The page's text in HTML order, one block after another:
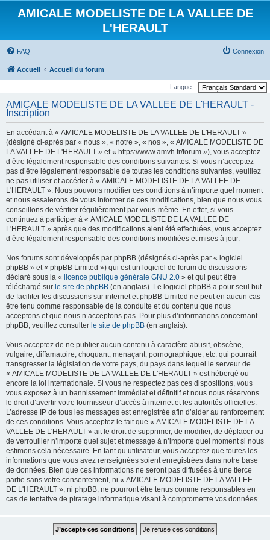
AMICALE MODELISTE DE LA VALLEE DE
L'HERAULT
FAQ Connexion
Accueil Accueil du forum
Langue :
AMICALE MODELISTE DE LA VALLEE DE L'HERAULT -
Inscription
En accédant à « AMICALE MODELISTE DE LA VALLEE DE L'HERAULT »
(désigné ci-après par « nous », « notre », « nos », « AMICALE MODELISTE DE
LA VALLEE DE L'HERAULT » et « https://www.amvh.fr/forum »), vous acceptez
d’être légalement responsable des conditions suivantes. Si vous n’acceptez
pas d’être légalement responsable de toutes les conditions suivantes, veuillez
ne pas utiliser et accéder à « AMICALE MODELISTE DE LA VALLEE DE
L'HERAULT ». Nous pouvons modifier ces conditions à n’importe quel moment
et nous essaierons de vous informer de ces modifications, bien que nous vous
conseillons de vérifier régulièrement par vous-même. En effet, si vous
continuez à participer à « AMICALE MODELISTE DE LA VALLEE DE
L'HERAULT » après que des modifications aient été effectuées, vous acceptez
d’être légalement responsable des conditions modifiées et mises à jour.
Nos forums sont développés par phpBB (désignés ci-après par « logiciel
phpBB » et « phpBB Limited ») qui est un logiciel de forum de discussions
déclaré sous la « licence publique générale GNU 2.0 » et qui peut être
téléchargé sur le site de phpBB (en anglais). Le logiciel phpBB a pour seul but
de faciliter les discussions sur internet et phpBB Limited ne peut en aucun cas
être tenu comme responsable de la conduite et du contenu que nous
acceptons et que nous n’acceptons pas. Pour plus d’informations concernant
phpBB, veuillez consulter le site de phpBB (en anglais).
Vous acceptez de ne publier aucun contenu à caractère abusif, obscène,
vulgaire, diffamatoire, choquant, menaçant, pornographique, etc. qui pourrait
transgresser la législation de votre pays, du pays dans lequel le serveur de
« AMICALE MODELISTE DE LA VALLEE DE L'HERAULT » est hébergé ou
encore la loi internationale. Si vous ne respectez pas ces dispositions, vous
vous exposez à un bannissement immédiat et définitif et nous nous réservons
le droit d’avertir votre fournisseur d’accès à internet et les autorités officielles.
L’adresse IP de tous les messages est enregistrée afin d’aider au renforcement
de ces conditions. Vous acceptez le fait que « AMICALE MODELISTE DE LA
VALLEE DE L'HERAULT » ait le droit de supprimer, de modifier, de déplacer ou
de verrouiller n’importe quel sujet et message à n’importe quel moment si nous
estimons cela nécessaire. En tant qu’utilisateur, vous acceptez que toutes les
informations que vous avez renseignées soient enregistrées dans notre base
de données. Bien que ces informations ne seront pas diffusées à une tierce
partie sans votre consentement, ni « AMICALE MODELISTE DE LA VALLEE
DE L'HERAULT », ni phpBB, ne pourront être tenus comme responsables en
cas de tentative de piratage informatique visant à compromettre vos données.